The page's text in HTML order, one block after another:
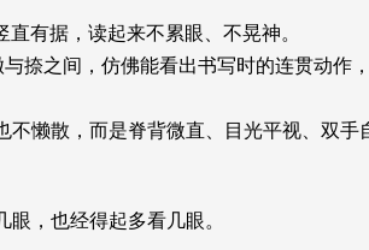
有据，读起来不累眼、不晃神。
捺之间，仿佛能看出书写时的连贯动作
不懒散，而是脊背微直、目光平视、双手
，也经得起多看几眼。